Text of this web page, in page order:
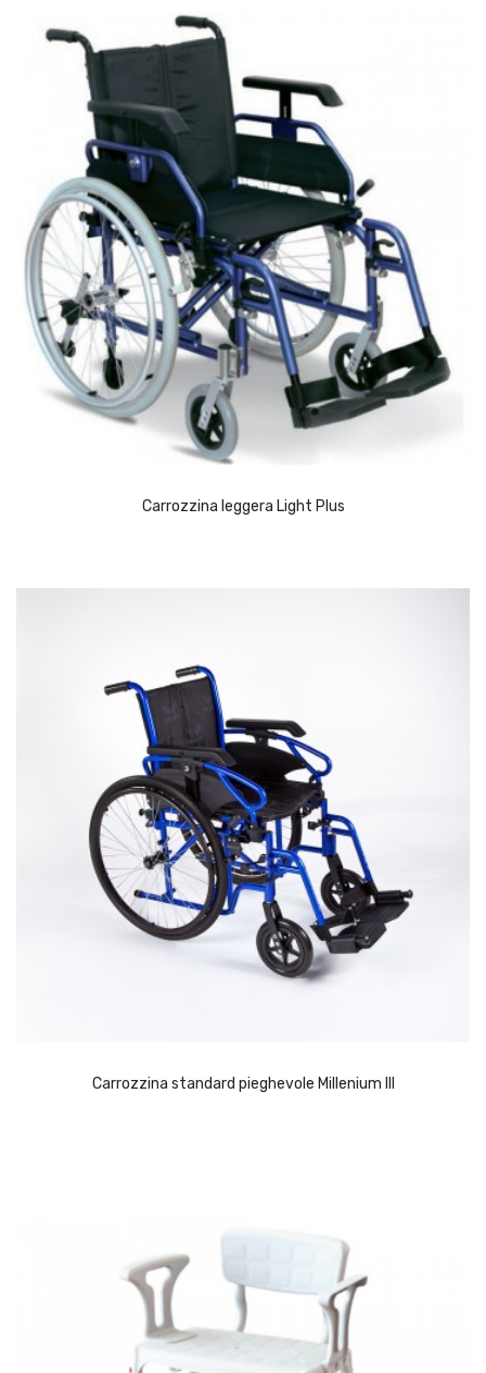
Carrozzina leggera Light Plus
Carrozzina standard pieghevole Millenium III